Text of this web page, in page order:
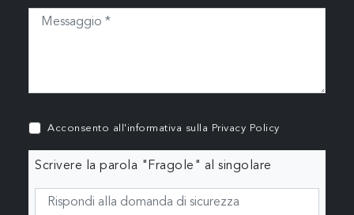
Acconsento all'informativa sulla Privacy Policy
Scrivere la parola "Fragole" al singolare